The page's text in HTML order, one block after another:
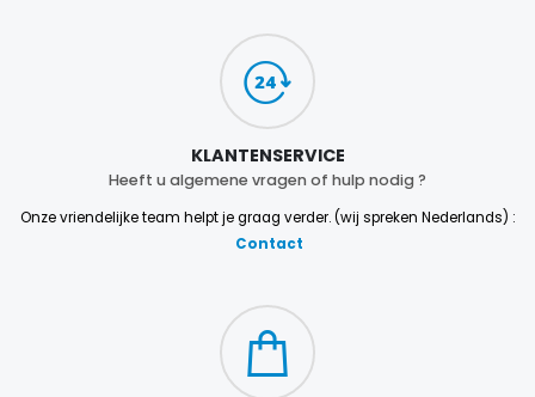
KLANTENSERVICE
Heeft u algemene vragen of hulp nodig ?
Onze vriendelijke team helpt je graag verder. (wij spreken Nederlands) :
Contact